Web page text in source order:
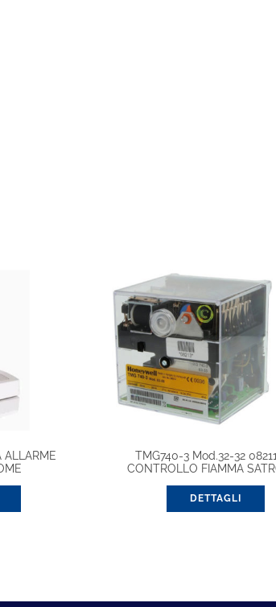
ALLARME
TMG740-3 Mod.32-32
CONTROLLO FIAMMA
DETTAGLI